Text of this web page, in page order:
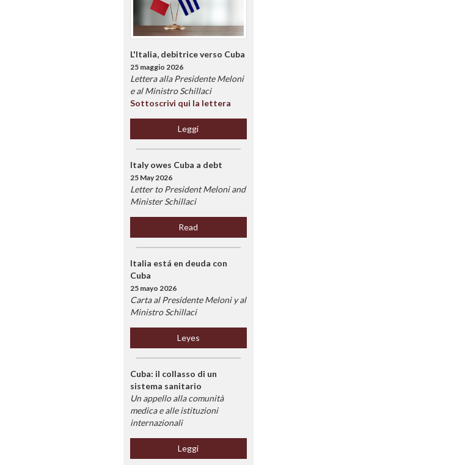
L'Italia, debitrice verso Cuba
25 maggio 2026
Lettera alla Presidente Meloni
e al Ministro Schillaci
Sottoscrivi qui la lettera
Leggi
Italy owes Cuba a debt
25 May 2026
Letter to President Meloni and
Minister Schillaci
Read
Italia está en deuda con
Cuba
25 mayo 2026
Carta al Presidente Meloni y al
Ministro Schillaci
Leyes
Cuba: il collasso di un
sistema sanitario
Un appello alla comunità
medica e alle istituzioni
internazionali
Leggi